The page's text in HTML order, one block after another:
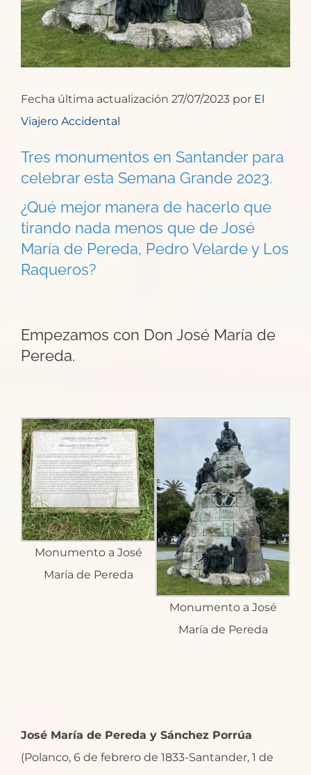
Fecha última actualización 27/07/2023 por El
Viajero Accidental
Tres monumentos en Santander para
celebrar esta Semana Grande 2023.
¿Qué mejor manera de hacerlo que
tirando nada menos que de José
María de Pereda, Pedro Velarde y Los
Raqueros?
Empezamos con Don José María de
Pereda.
Monumento a José
María de Pereda
Monumento a José
María de Pereda
José María de Pereda y Sánchez Porrúa
(Polanco, 6 de febrero de 1833-Santander, 1 de